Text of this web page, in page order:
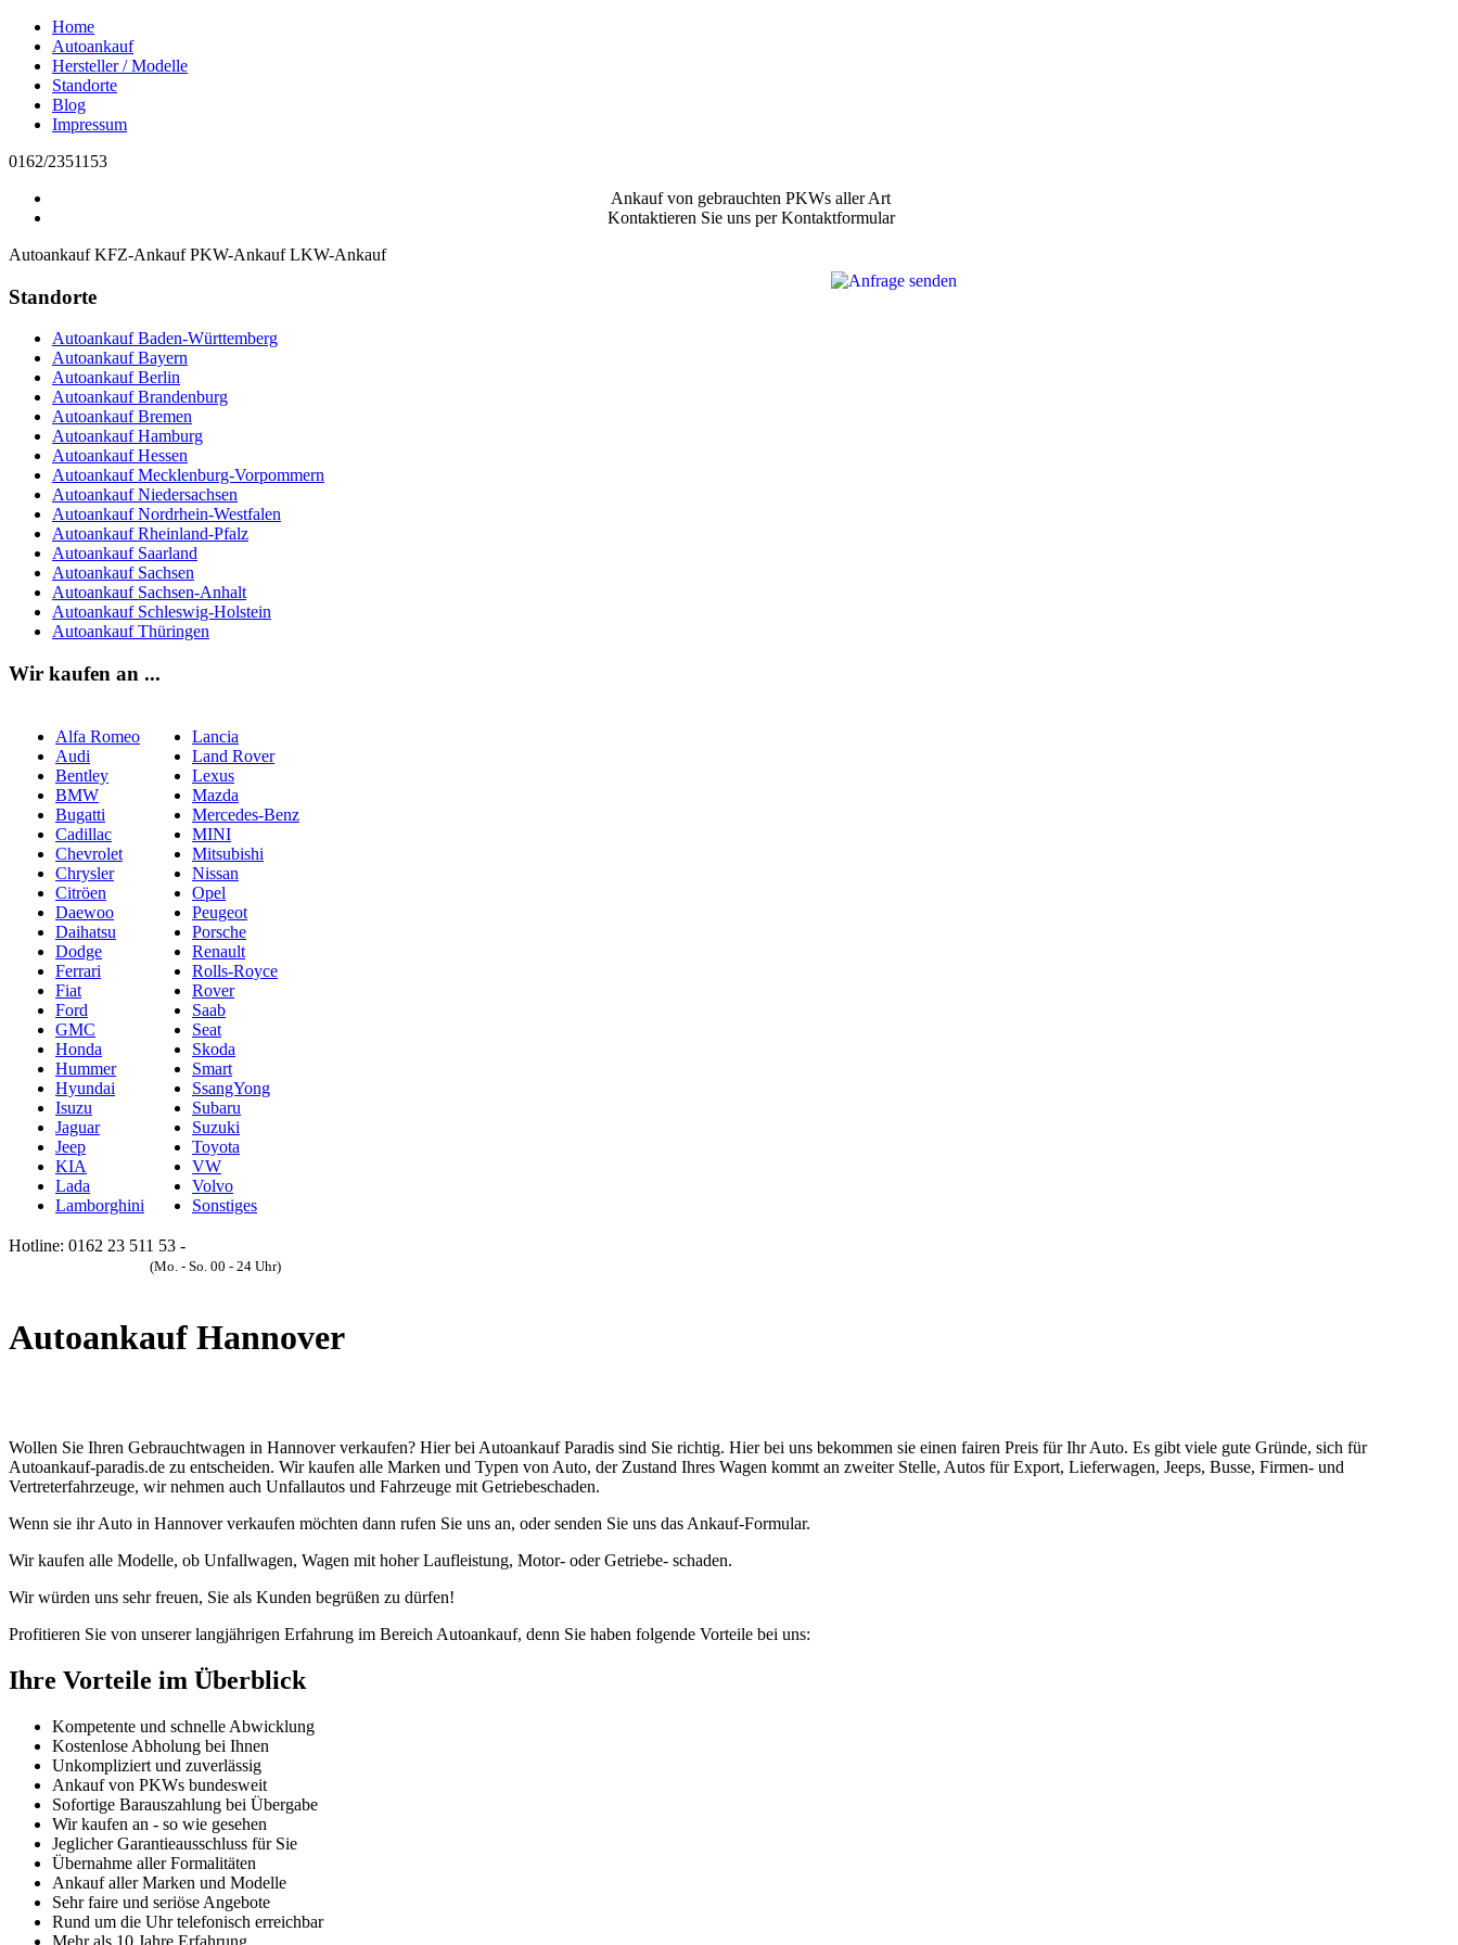
Home
Autoankauf
Hersteller / Modelle
Standorte
Blog
Impressum
0162/2351153
Ankauf von gebrauchten PKWs aller Art
Kontaktieren Sie uns per Kontaktformular
Autoankauf KFZ-Ankauf PKW-Ankauf LKW-Ankauf
Standorte
Autoankauf Baden-Württemberg
Autoankauf Bayern
Autoankauf Berlin
Autoankauf Brandenburg
Autoankauf Bremen
Autoankauf Hamburg
Autoankauf Hessen
Autoankauf Mecklenburg-Vorpommern
Autoankauf Niedersachsen
Autoankauf Nordrhein-Westfalen
Autoankauf Rheinland-Pfalz
Autoankauf Saarland
Autoankauf Sachsen
Autoankauf Sachsen-Anhalt
Autoankauf Schleswig-Holstein
Autoankauf Thüringen
Wir kaufen an ...
Alfa Romeo
Audi
Bentley
BMW
Bugatti
Cadillac
Chevrolet
Chrysler
Citröen
Daewoo
Daihatsu
Dodge
Ferrari
Fiat
Ford
GMC
Honda
Hummer
Hyundai
Isuzu
Jaguar
Jeep
KIA
Lada
Lamborghini
Lancia
Land Rover
Lexus
Mazda
Mercedes-Benz
MINI
Mitsubishi
Nissan
Opel
Peugeot
Porsche
Renault
Rolls-Royce
Rover
Saab
Seat
Skoda
Smart
SsangYong
Subaru
Suzuki
Toyota
VW
Volvo
Sonstiges
Hotline: 0162 23 511 53 -
(Mo. - So. 00 - 24 Uhr)
Autoankauf Hannover
Wollen Sie Ihren Gebrauchtwagen in Hannover verkaufen? Hier bei Autoankauf Paradis sind Sie richtig. Hier bei uns bekommen sie einen fairen Preis für Ihr Auto. Es gibt viele gute Gründe, sich für
Autoankauf-paradis.de zu entscheiden. Wir kaufen alle Marken und Typen von Auto, der Zustand Ihres Wagen kommt an zweiter Stelle, Autos für Export, Lieferwagen, Jeeps, Busse, Firmen- und
Vertreterfahrzeuge, wir nehmen auch Unfallautos und Fahrzeuge mit Getriebeschaden.
Wenn sie ihr Auto in Hannover verkaufen möchten dann rufen Sie uns an, oder senden Sie uns das Ankauf-Formular.
Wir kaufen alle Modelle, ob Unfallwagen, Wagen mit hoher Laufleistung, Motor- oder Getriebe- schaden.
Wir würden uns sehr freuen, Sie als Kunden begrüßen zu dürfen!
Profitieren Sie von unserer langjährigen Erfahrung im Bereich Autoankauf, denn Sie haben folgende Vorteile bei uns:
Ihre Vorteile im Überblick
Kompetente und schnelle Abwicklung
Kostenlose Abholung bei Ihnen
Unkompliziert und zuverlässig
Ankauf von PKWs bundesweit
Sofortige Barauszahlung bei Übergabe
Wir kaufen an - so wie gesehen
Jeglicher Garantieausschluss für Sie
Übernahme aller Formalitäten
Ankauf aller Marken und Modelle
Sehr faire und seriöse Angebote
Rund um die Uhr telefonisch erreichbar
Mehr als 10 Jahre Erfahrung